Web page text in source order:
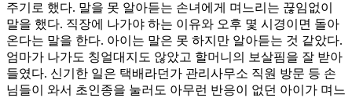
주기로 했다. 말을 못 알아듣는 손녀에게 며느리는 끊임없이
말을 했다. 직장에 나가야 하는 이유와 오후 몇 시경이면 돌아
온다는 말을 한다. 아이는 말은 못 하지만 알아듣는 것 같았다.
엄마가 나가도 칭얼대지도 않았고 할머니의 보살핌을 잘 받아
들였다. 신기한 일은 택배라던가 관리사무소 직원 방문 등 손
님들이 와서 초인종을 눌러도 아무런 반응이 없던 아이가 며느